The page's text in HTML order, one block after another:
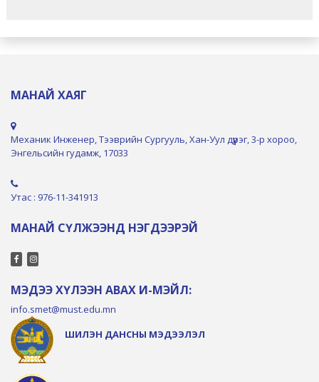
МАНАЙ ХАЯГ
Механик Инженер, Тээврийн Сургууль, Хан-Уул дүүрэг, 3-р хороо,
Энгельсийн гудамж, 17033
Утас : 976-11-341913
МАНАЙ СҮЛЖЭЭНД НЭГДЭЭРЭЙ
МЭДЭЭ ХҮЛЭЭН АВАХ И-МЭЙЛ:
info.smet@must.edu.mn
ШИЛЭН ДАНСНЫ МЭДЭЭЛЭЛ